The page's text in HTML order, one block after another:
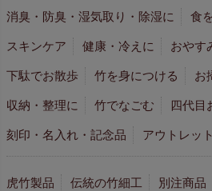
消臭・防臭・湿気取り・除湿に 食
スキンケア 健康・冷えに おやす
下駄でお散歩 竹を身につける お
収納・整理に 竹でなごむ 四代目
刻印・名入れ・記念品 アウトレッ
虎竹製品 伝統の竹細工 別注商品